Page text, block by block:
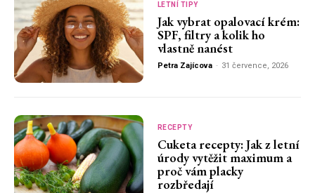
LETNÍ TIPY
Jak vybrat opalovací krém:
SPF, filtry a kolik ho
vlastně nanést
Petra Zajícova - 31 července, 2026
RECEPTY
Cuketa recepty: Jak z letní
úrody vytěžit maximum a
proč vám placky
rozbředají